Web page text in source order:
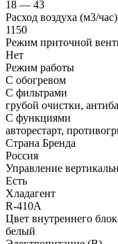
18 — 43
Расход воздуха (м3/час)
1150
Режим приточной
Нет
Режим работы
С обогревом
С фильтрами
грубой очистки,
С функциями
авторестарт,
Страна Бренда
Россия
Управление
Есть
Хладагент
R-410A
Цвет внутреннего
белый